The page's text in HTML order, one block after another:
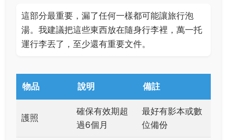
這部分最重要，漏了任何一樣都可能讓旅行泡
湯。我建議把這些東西放在隨身行李裡，萬一托
運行李丟了，至少還有重要文件。
物品 說明 備註
護照
確保有效期超
過6個月
最好有影本或數
位備份